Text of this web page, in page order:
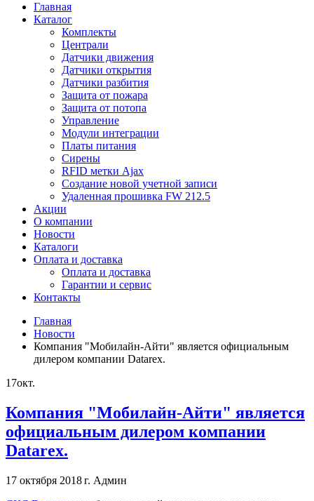
Главная
Каталог
Комплекты
Централи
Датчики движения
Датчики открытия
Датчики разбития
Защита от пожара
Защита от потопа
Управление
Модули интеграции
Платы питания
Сирены
RFID метки Ajax
Создание новой учетной записи
Удаленная прошивка FW 212.5
Акции
О компании
Новости
Каталоги
Оплата и доставка
Оплата и доставка
Гарантии и сервис
Контакты
Главная
Новости
Компания "Мобилайн-Айти" является официальным
дилером компании Datarex.
17окт.
Компания "Мобилайн-Айти" является
официальным дилером компании
Datarex.
17 октября 2018 г. Админ